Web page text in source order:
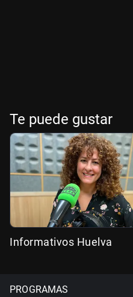
Te puede gustar
Informativos Huelva
PROGRAMAS